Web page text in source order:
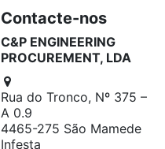
Contacte-nos
C&P ENGINEERING
PROCUREMENT, LDA
Rua do Tronco, Nº 375 –
A 0.9
4465-275 São Mamede
Infesta